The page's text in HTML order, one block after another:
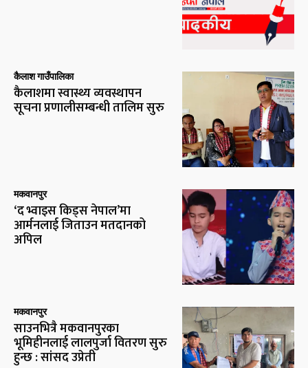
कैलाश गाउँपालिका
कैलाशमा स्वास्थ्य व्यवस्थापन
सूचना प्रणालीसम्बन्धी तालिम सुरु
मकवानपुर
‘द भ्वाइस किड्स नेपाल’मा
आर्मनलाई जिताउन मतदानको
अपिल
मकवानपुर
साउनभित्रै मकवानपुरका
भूमिहीनलाई लालपुर्जा वितरण सुरु
हुन्छ : सांसद उप्रेती